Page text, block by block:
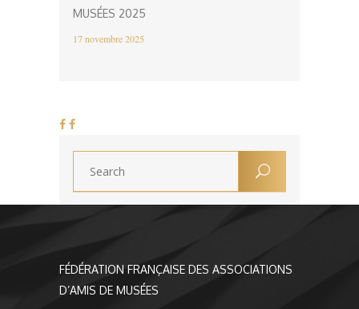
MUSÉES 2025
17 novembre 2025
FÉDÉRATION FRANÇAISE DES ASSOCIATIONS
D’AMIS DE MUSÉES